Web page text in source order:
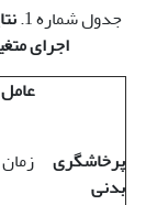
جدول شماره 1.
اجرای
عامل
پرخاشگری
بدنی
زمان